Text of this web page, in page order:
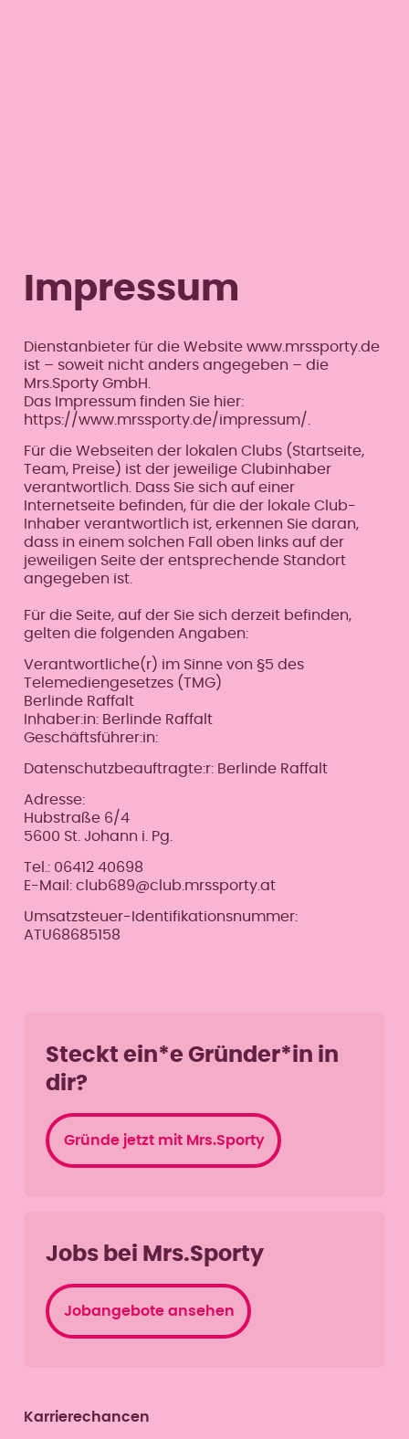
Impressum
Dienstanbieter für die Website www.mrssporty.de
ist – soweit nicht anders angegeben – die
Mrs.Sporty GmbH.
Das Impressum finden Sie hier:
https://www.mrssporty.de/impressum/.
Für die Webseiten der lokalen Clubs (Startseite,
Team, Preise) ist der jeweilige Clubinhaber
verantwortlich. Dass Sie sich auf einer
Internetseite befinden, für die der lokale Club-
Inhaber verantwortlich ist, erkennen Sie daran,
dass in einem solchen Fall oben links auf der
jeweiligen Seite der entsprechende Standort
angegeben ist.
Für die Seite, auf der Sie sich derzeit befinden,
gelten die folgenden Angaben:
Verantwortliche(r) im Sinne von §5 des
Telemediengesetzes (TMG)
Berlinde Raffalt
Inhaber:in: Berlinde Raffalt
Geschäftsführer:in:
Datenschutzbeauftragte:r: Berlinde Raffalt
Adresse:
Hubstraße 6/4
5600 St. Johann i. Pg.
Tel.: 06412 40698
E-Mail: club689@club.mrssporty.at
Umsatzsteuer-Identifikationsnummer:
ATU68685158
Steckt ein*e Gründer*in in
dir?
Gründe jetzt mit Mrs.Sporty
Jobs bei Mrs.Sporty
Jobangebote ansehen
Karrierechancen